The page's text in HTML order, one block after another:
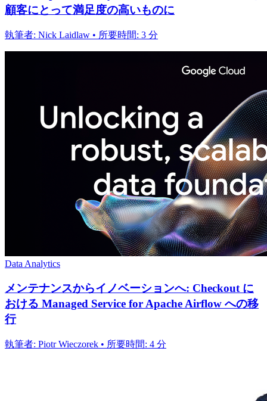
顧客にとって満足度の高いものに
執筆者: Nick Laidlaw • 所要時間: 3 分
Data Analytics
メンテナンスからイノベーションへ: Checkout に
おける Managed Service for Apache Airflow への移
行
執筆者: Piotr Wieczorek • 所要時間: 4 分